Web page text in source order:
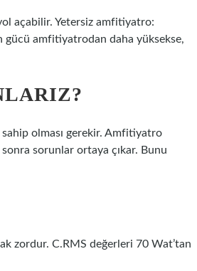
açabilir. Yetersiz amfitiyatro:
gücü amfitiyatrodan daha yüksekse,
olması gerekir. Amfitiyatro
sorunlar ortaya çıkar. Bunu
zordur. C.RMS değerleri 70 Wat’tan